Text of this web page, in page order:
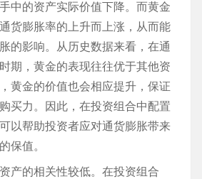
中的资产实际价值下降。而黄金
货膨胀率的上升而上涨，从而能
的影响。从历史数据来看，在通
期，黄金的表现往往优于其他资
黄金的价值也会相应提升，保证
买力。因此，在投资组合中配置
以帮助投资者应对通货膨胀带来
保值。
产的相关性较低。在投资组合